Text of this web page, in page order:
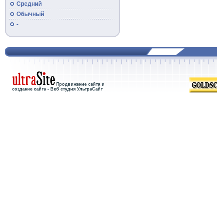
Средний
Обычный
-
Продвижение сайта и
создание сайта - Веб студия УльтраСайт